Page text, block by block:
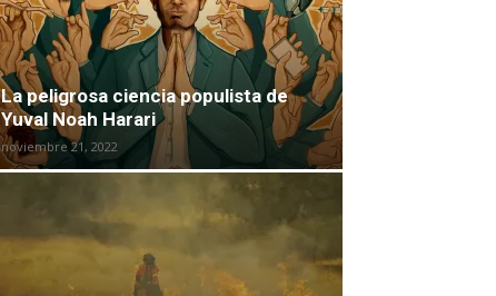
La peligrosa ciencia populista de
Yuval Noah Harari
noviembre 21, 2022